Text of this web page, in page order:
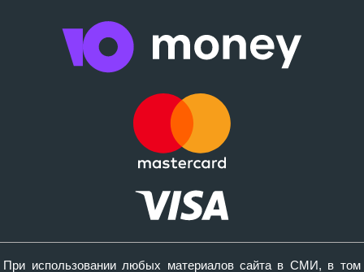
При использовании любых материалов сайта в СМИ, в том